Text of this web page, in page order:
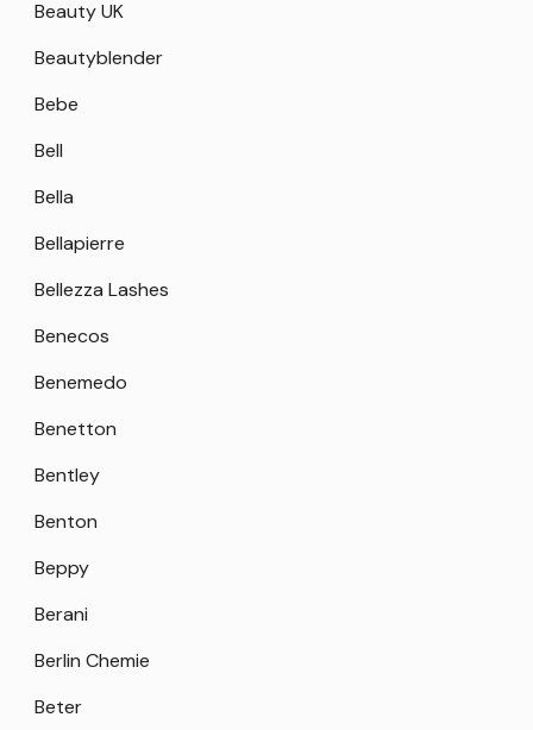
Beauty UK
Beautyblender
Bebe
Bell
Bella
Bellapierre
Bellezza Lashes
Benecos
Benemedo
Benetton
Bentley
Benton
Beppy
Berani
Berlin Chemie
Beter